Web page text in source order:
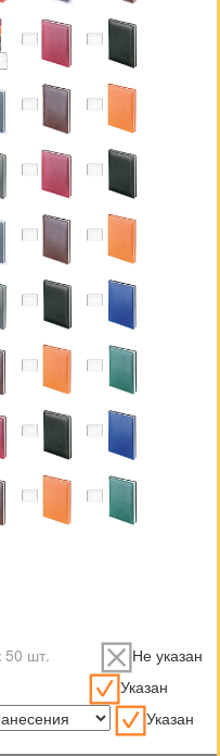
Не указан
Указан
Указан